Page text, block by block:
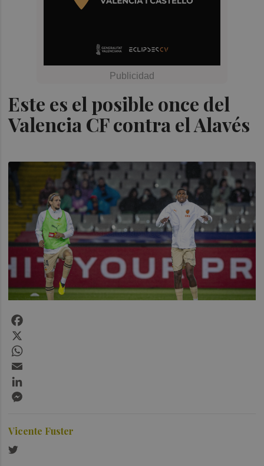
Este es el posible once del
Valencia CF contra el Alavés
Vicente Fuster